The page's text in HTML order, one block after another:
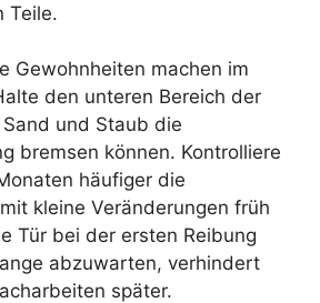
Teile.
Gewohnheiten machen im
den unteren Bereich der
und Staub die
bremsen können. Kontrolliere
häufiger die
kleine Veränderungen früh
Tür bei der ersten Reibung
abzuwarten, verhindert
später.